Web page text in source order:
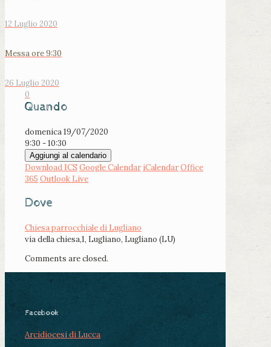
12 Luglio 2020
Messa ore 9:30
26 Luglio 2020
0
Quando
domenica 19/07/2020
9:30 - 10:30
Aggiungi al calendario
Download ICS Google Calendar iCalendarOffice
365 Outlook Live
Dove
Chiesa parrocchiale di Lugliano
via della chiesa,1, Lugliano, Lugliano (LU)
Comments are closed.
Facebook
Arcidiocesi di Lucca